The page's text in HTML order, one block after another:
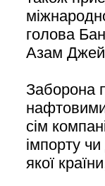
голова
Азам Джей
Заборона
сім
імпорту
якої